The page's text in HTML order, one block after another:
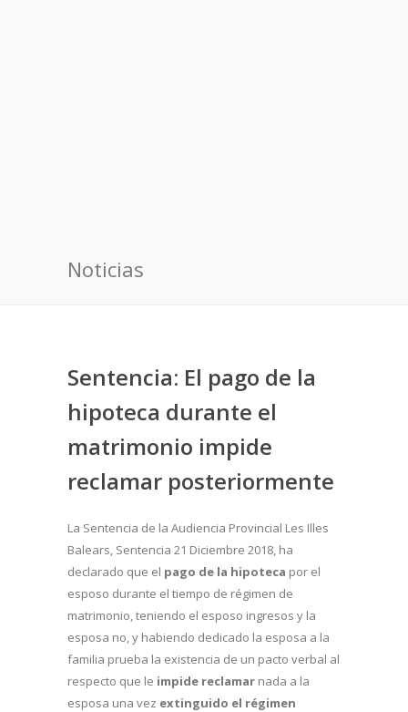
Noticias
Sentencia: El pago de la
hipoteca durante el
matrimonio impide
reclamar posteriormente
La Sentencia de la Audiencia Provincial Les Illes
Balears, Sentencia 21 Diciembre 2018, ha
declarado que el pago de la hipoteca por el
esposo durante el tiempo de régimen de
matrimonio, teniendo el esposo ingresos y la
esposa no, y habiendo dedicado la esposa a la
familia prueba la existencia de un pacto verbal al
respecto que le impide reclamar nada a la
esposa una vez extinguido el régimen